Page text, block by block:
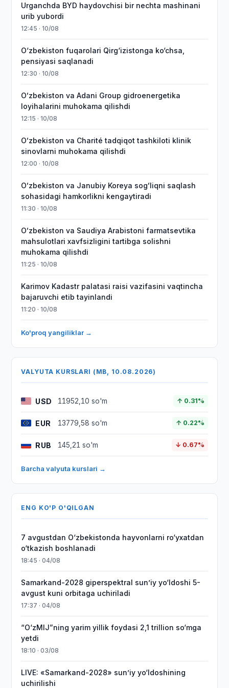
Urganchda BYD haydovchisi bir nechta mashinani
urib yubordi
12:45 · 10/08
O‘zbekiston fuqarolari Qirg‘izistonga ko‘chsa,
pensiyasi saqlanadi
12:30 · 10/08
Oʻzbekiston va Adani Group gidroenergetika
loyihalarini muhokama qilishdi
12:15 · 10/08
Oʻzbekiston va Charité tadqiqot tashkiloti klinik
sinovlarni muhokama qilishdi
12:00 · 10/08
Oʻzbekiston va Janubiy Koreya sogʻliqni saqlash
sohasidagi hamkorlikni kengaytiradi
11:30 · 10/08
Oʻzbekiston va Saudiya Arabistoni farmatsevtika
mahsulotlari xavfsizligini tartibga solishni
muhokama qilishdi
11:25 · 10/08
Karimov Kadastr palatasi raisi vazifasini vaqtincha
bajaruvchi etib tayinlandi
11:20 · 10/08
Ko'proq yangiliklar →
VALYUTA KURSLARI (MB, 10.08.2026)
USD 11952,10 so'm ↑ 0.31%
EUR 13779,58 so'm ↑ 0.22%
RUB 145,21 so'm ↓ 0.67%
Barcha valyuta kurslari →
ENG KO'P O'QILGAN
7 avgustdan O‘zbekistonda hayvonlarni ro‘yxatdan
o‘tkazish boshlanadi
18:45 · 04/08
Samarkand-2028 giperspektral sun’iy yo‘ldoshi 5-
avgust kuni orbitaga uchiriladi
17:37 · 04/08
“O‘zMIJ”ning yarim yillik foydasi 2,1 trillion so‘mga
yetdi
18:10 · 03/08
LIVE: «Samarkand-2028» sun’iy yo‘ldoshining
uchirilishi